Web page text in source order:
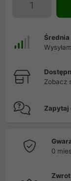
Średnia
Zobacz
Zapytaj
0